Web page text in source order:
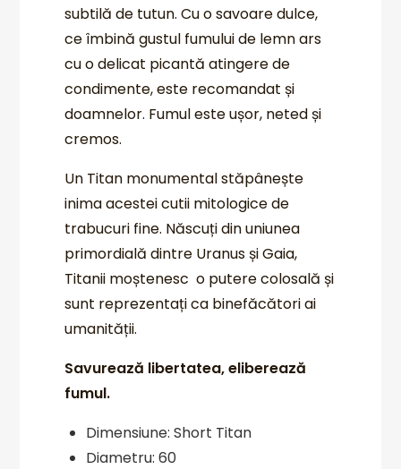
subtilă de tutun. Cu o savoare dulce,
ce îmbină gustul fumului de lemn ars
cu o delicat picantă atingere de
condimente, este recomandat și
doamnelor. Fumul este ușor, neted și
cremos.
Un Titan monumental stăpânește
inima acestei cutii mitologice de
trabucuri fine. Născuți din uniunea
primordială dintre Uranus și Gaia,
Titanii moștenesc o putere colosală și
sunt reprezentați ca binefăcători ai
umanității.
Savurează libertatea, eliberează
fumul.
Dimensiune: Short Titan
Diametru: 60